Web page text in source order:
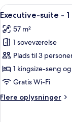
1
seng
Indlæs
alle
billeder
af
Executive-
suite
-
kingsize-
10
Executive-suite -
57 m²
1 soveværelse
Plads til 3
1 kingsize-seng
Gratis Wi-Fi
Flere oplysninger
Flere